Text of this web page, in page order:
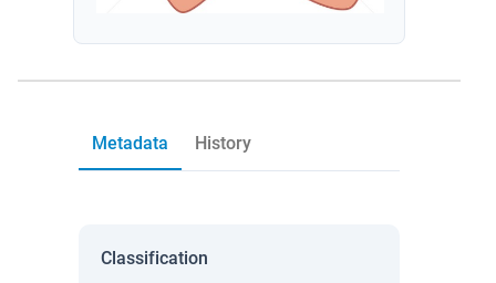
Metadata History
Classification